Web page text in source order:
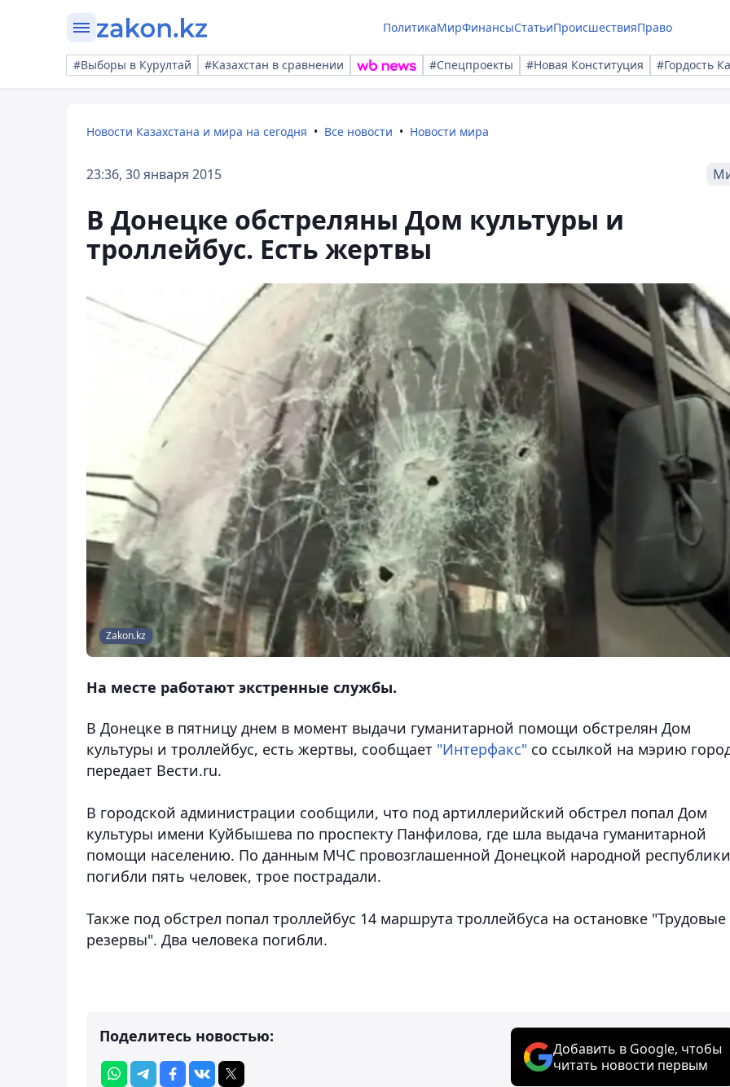
ПолитикаМирФинансыСтатьиПроисшествияПраво
#Выборы в Курултай #Казахстан в сравнении #Спецпроекты #Новая Конституция #Гордость
Новости Казахстана и мира на сегодня Все новости Новости мира
23:36, 30 января 2015
В Донецке обстреляны Дом культуры и
троллейбус. Есть жертвы
Zakon.kz
На месте работают экстренные службы.
В Донецке в пятницу днем в момент выдачи гуманитарной помощи обстрелян Дом
культуры и троллейбус, есть жертвы, сообщает "Интерфакс" со ссылкой на мэрию
передает Вести.ru.
В городской администрации сообщили, что под артиллерийский обстрел попал Дом
культуры имени Куйбышева по проспекту Панфилова, где шла выдача гуманитарной
помощи населению. По данным МЧС провозглашенной Донецкой народной
погибли пять человек, трое пострадали.
Также под обстрел попал троллейбус 14 маршрута троллейбуса на остановке "Трудовые
резервы". Два человека погибли.
Поделитесь новостью:
Добавить в Google, чтобы
читать новости первым